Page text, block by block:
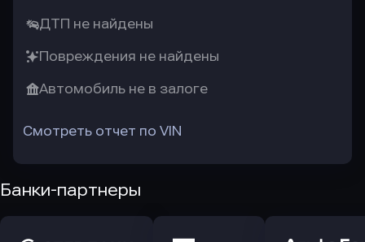
ДТП не найдены
Повреждения не найдены
Автомобиль не в залоге
Смотреть отчет по VIN
Банки-партнеры